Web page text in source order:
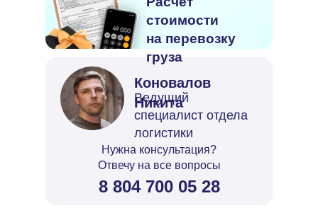
Коновалов
Никита
Нужна консультация?
Отвечу на все вопросы
8 804 700 05 28
стоимости
на перевозку
груза
Ведущий
специалист отдела
логистики